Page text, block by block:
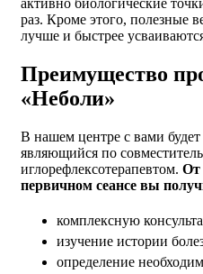
активно биологические
раз. Кроме этого, полезные
лучше и быстрее
Преимущество
«Неболи»
В нашем центре с вами будет
являющийся по
иглорефлексотерапевтом. От
первичном сеансе вы
комплексную
изучение истории
определение